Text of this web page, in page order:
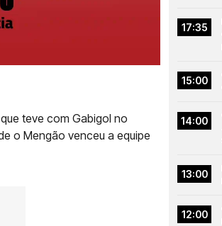
teve com Gabigol no
o Mengão venceu a equipe
17:35
15:00
14:00
13:00
12:00